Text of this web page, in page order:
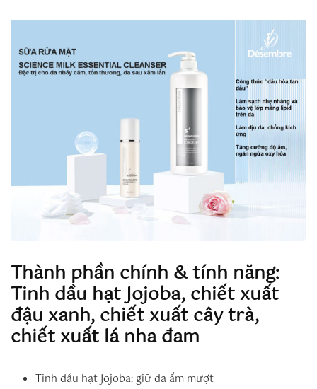
Thành phần chính & tính năng:
Tinh dầu hạt Jojoba, chiết xuất
đậu xanh, chiết xuất cây trà,
chiết xuất lá nha đam
Tinh dầu hạt Jojoba: giữ da ẩm mượt